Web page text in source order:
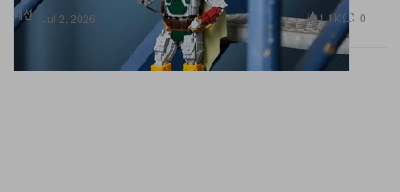
패션 Jul 2, 2026 1.1K 0